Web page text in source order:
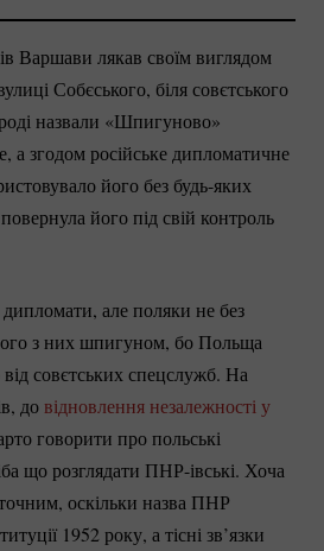
Варшави лякав своїм виглядом
Собєського, біля совєтського
назвали «Шпигуново»
а згодом російське дипломатичне
його без будь-яких
його під свій контроль
але поляки не без
з них шпигуном, бо Польща
совєтських спецслужб. На
до відновлення незалежності у
говорити про польські
що розглядати ПНР-івські. Хоча
оскільки назва ПНР
1952 року, а тісні зв’язки